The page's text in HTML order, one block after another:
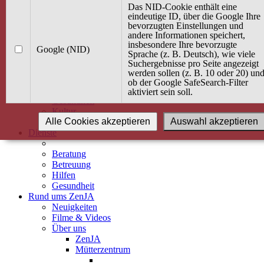
Angebot / Kurs suchen
Babybauch & Elternschaft
Gesundheit
Kultur
Alle Kurse
Dienste
Beratung
Betreuung
Hilfen
Gesundheit
Rund ums ZenJA
Neuigkeiten
Filme & Videos
Über uns
ZenJA
Mütterzentrum
Google (NID)
Das NID-Cookie enthält eine
eindeutige ID, über die Google Ihre
bevorzugten Einstellungen und
andere Informationen speichert,
insbesondere Ihre bevorzugte
Sprache (z. B. Deutsch), wie viele
Suchergebnisse pro Seite angezeigt
werden sollen (z. B. 10 oder 20) und
ob der Google SafeSearch-Filter
aktiviert sein soll.
Auswahl akzeptieren
Alle Cookies akzeptieren